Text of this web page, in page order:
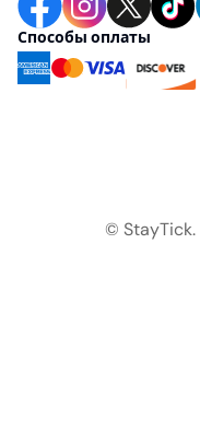
Способы оплаты
© StayTick.